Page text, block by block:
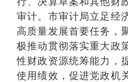
审计。市审计局立足经
高质量发展首要任务，
极推动贯彻落实重大政
性财政资源统筹能力，
使用绩效，促进党政机